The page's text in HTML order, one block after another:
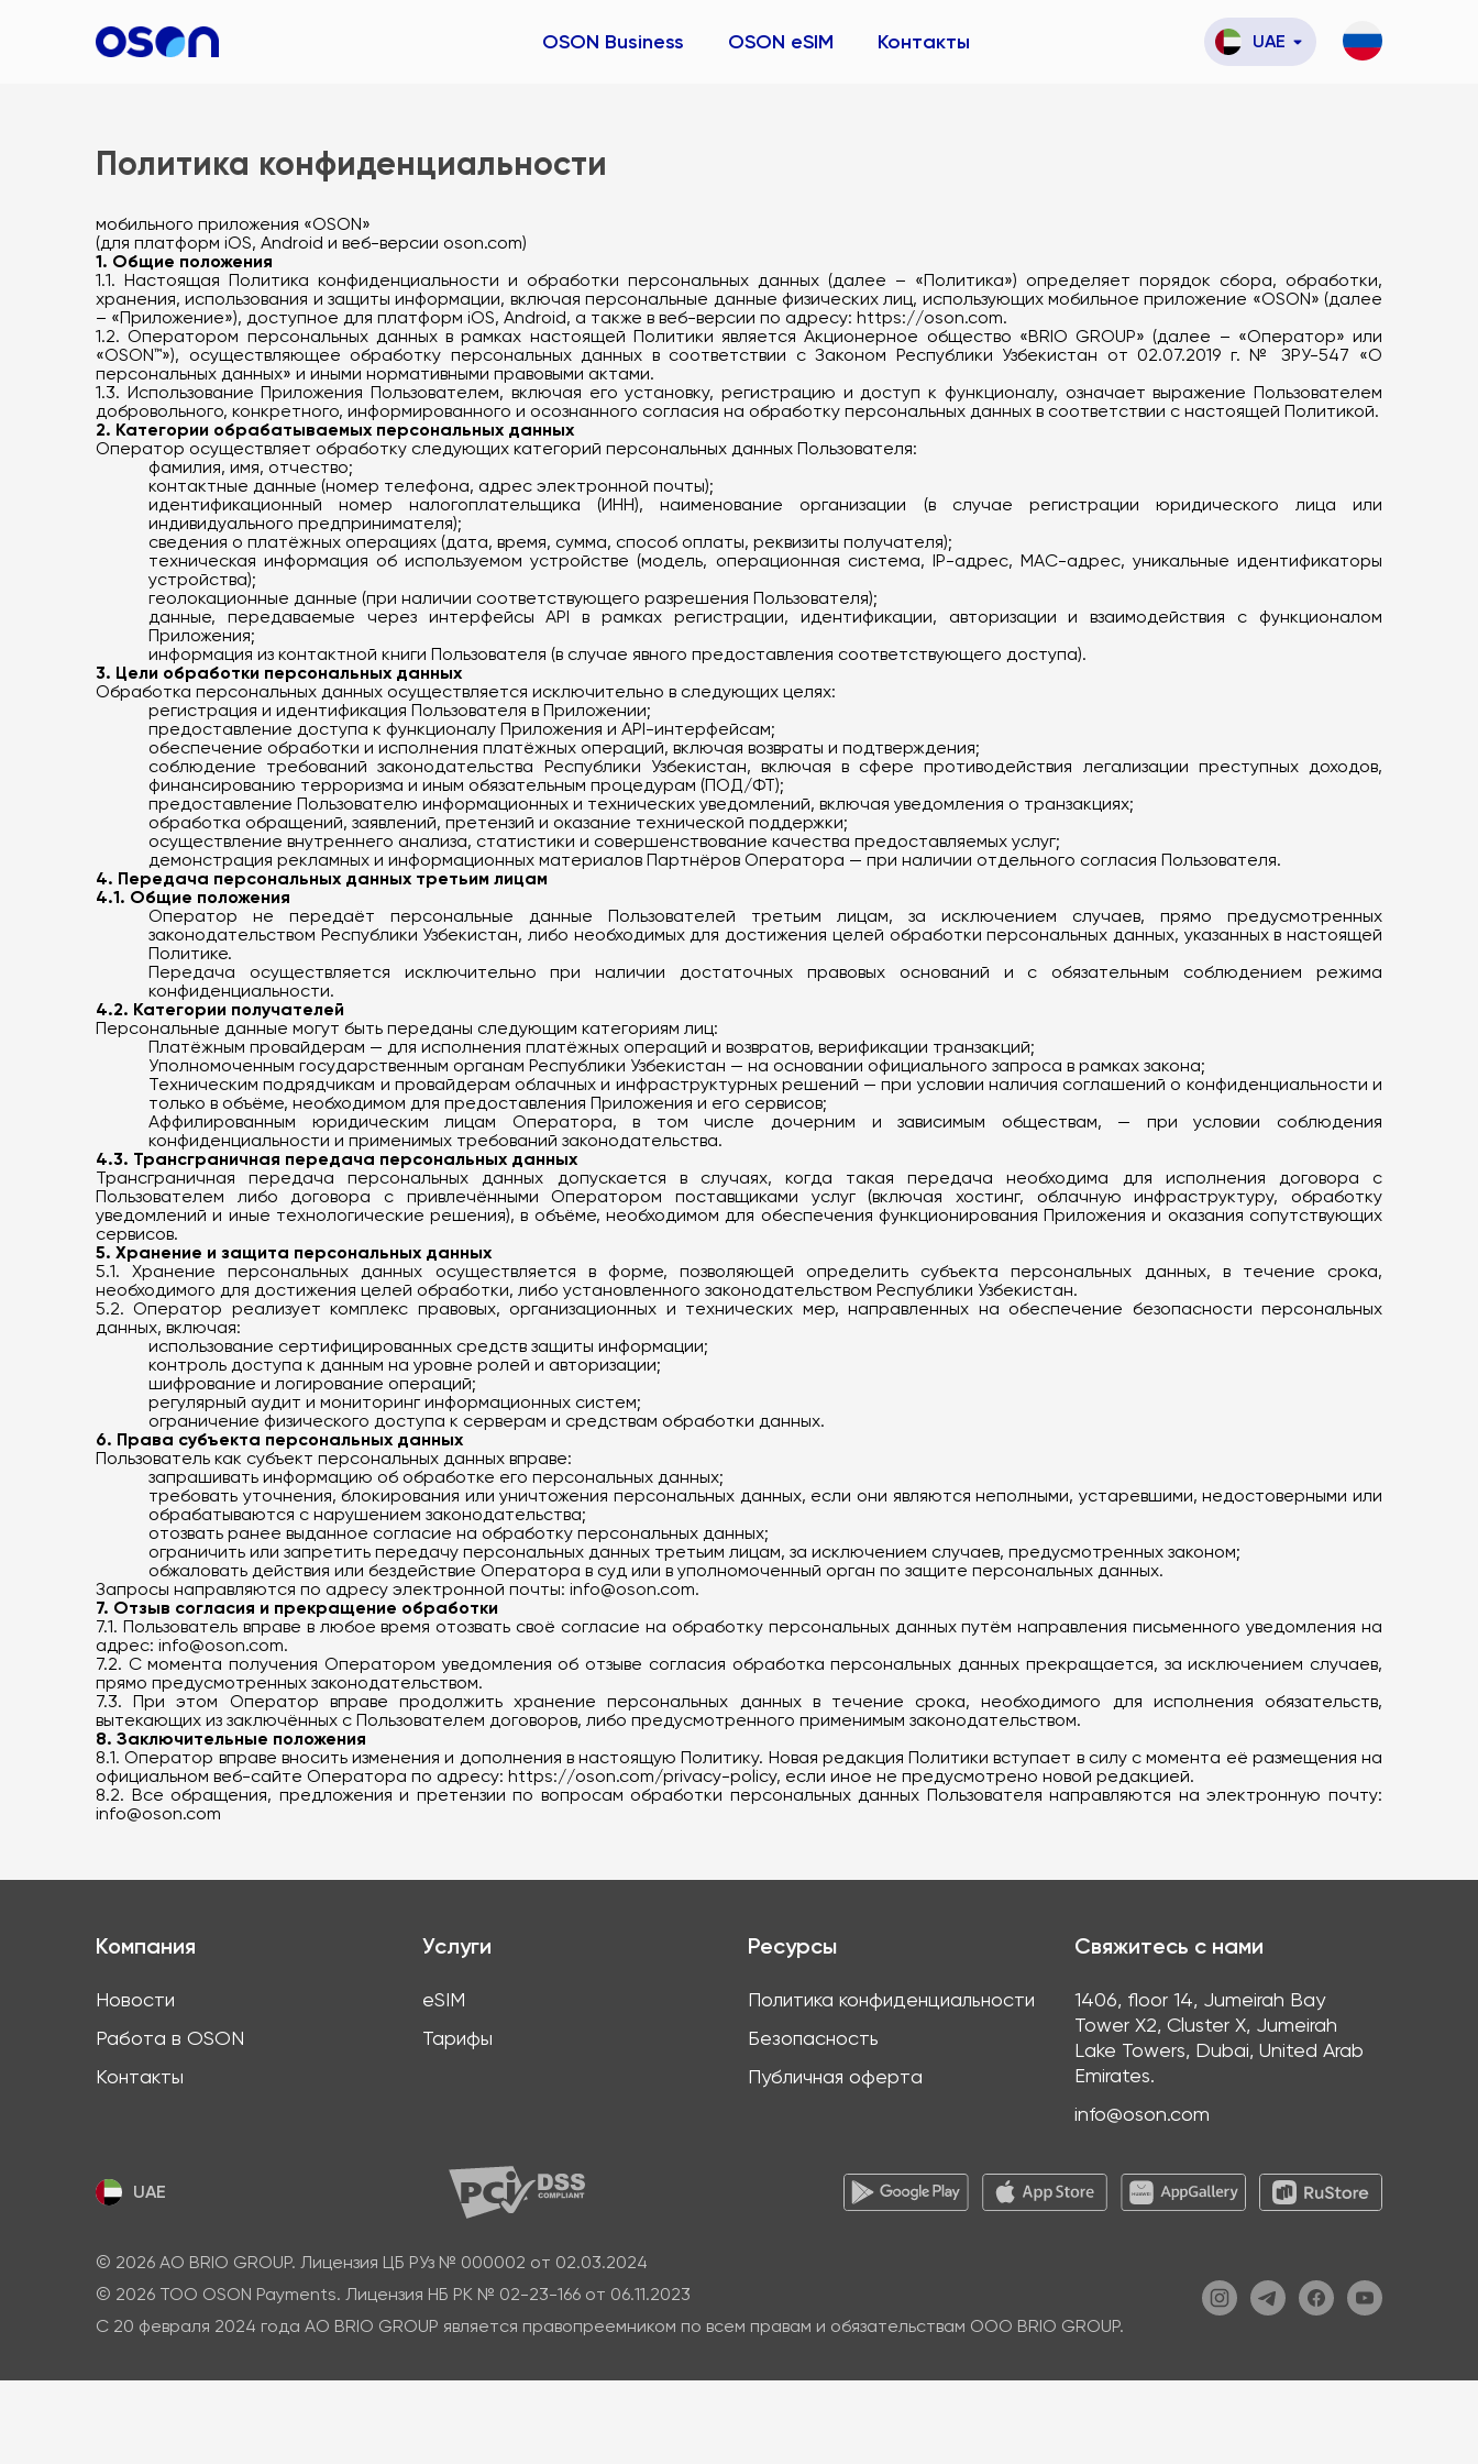
OSON Business OSON eSIM Контакты UAE
Политика конфиденциальности
мобильного приложения «OSON»
(для платформ iOS, Android и веб-версии oson.com)
1. Общие положения
1.1. Настоящая Политика конфиденциальности и обработки персональных данных (далее – «Политика») определяет порядок сбора, обработки,
хранения, использования и защиты информации, включая персональные данные физических лиц, использующих мобильное приложение «OSON» (далее
– «Приложение»), доступное для платформ iOS, Android, а также в веб-версии по адресу: https://oson.com.
1.2. Оператором персональных данных в рамках настоящей Политики является Акционерное общество «BRIO GROUP» (далее – «Оператор» или
«OSON™»), осуществляющее обработку персональных данных в соответствии с Законом Республики Узбекистан от 02.07.2019 г. № ЗРУ-547 «О
персональных данных» и иными нормативными правовыми актами.
1.3. Использование Приложения Пользователем, включая его установку, регистрацию и доступ к функционалу, означает выражение Пользователем
добровольного, конкретного, информированного и осознанного согласия на обработку персональных данных в соответствии с настоящей Политикой.
2. Категории обрабатываемых персональных данных
Оператор осуществляет обработку следующих категорий персональных данных Пользователя:
фамилия, имя, отчество;
контактные данные (номер телефона, адрес электронной почты);
идентификационный номер налогоплательщика (ИНН), наименование организации (в случае регистрации юридического лица или
индивидуального предпринимателя);
сведения о платёжных операциях (дата, время, сумма, способ оплаты, реквизиты получателя);
техническая информация об используемом устройстве (модель, операционная система, IP-адрес, MAC-адрес, уникальные идентификаторы
устройства);
геолокационные данные (при наличии соответствующего разрешения Пользователя);
данные, передаваемые через интерфейсы API в рамках регистрации, идентификации, авторизации и взаимодействия с функционалом
Приложения;
информация из контактной книги Пользователя (в случае явного предоставления соответствующего доступа).
3. Цели обработки персональных данных
Обработка персональных данных осуществляется исключительно в следующих целях:
регистрация и идентификация Пользователя в Приложении;
предоставление доступа к функционалу Приложения и API-интерфейсам;
обеспечение обработки и исполнения платёжных операций, включая возвраты и подтверждения;
соблюдение требований законодательства Республики Узбекистан, включая в сфере противодействия легализации преступных доходов,
финансированию терроризма и иным обязательным процедурам (ПОД/ФТ);
предоставление Пользователю информационных и технических уведомлений, включая уведомления о транзакциях;
обработка обращений, заявлений, претензий и оказание технической поддержки;
осуществление внутреннего анализа, статистики и совершенствование качества предоставляемых услуг;
демонстрация рекламных и информационных материалов Партнёров Оператора — при наличии отдельного согласия Пользователя.
4. Передача персональных данных третьим лицам
4.1. Общие положения
Оператор не передаёт персональные данные Пользователей третьим лицам, за исключением случаев, прямо предусмотренных
законодательством Республики Узбекистан, либо необходимых для достижения целей обработки персональных данных, указанных в настоящей
Политике.
Передача осуществляется исключительно при наличии достаточных правовых оснований и с обязательным соблюдением режима
конфиденциальности.
4.2. Категории получателей
Персональные данные могут быть переданы следующим категориям лиц:
Платёжным провайдерам — для исполнения платёжных операций и возвратов, верификации транзакций;
Уполномоченным государственным органам Республики Узбекистан — на основании официального запроса в рамках закона;
Техническим подрядчикам и провайдерам облачных и инфраструктурных решений — при условии наличия соглашений о конфиденциальности и
только в объёме, необходимом для предоставления Приложения и его сервисов;
Аффилированным юридическим лицам Оператора, в том числе дочерним и зависимым обществам, — при условии соблюдения
конфиденциальности и применимых требований законодательства.
4.3. Трансграничная передача персональных данных
Трансграничная передача персональных данных допускается в случаях, когда такая передача необходима для исполнения договора с
Пользователем либо договора с привлечёнными Оператором поставщиками услуг (включая хостинг, облачную инфраструктуру, обработку
уведомлений и иные технологические решения), в объёме, необходимом для обеспечения функционирования Приложения и оказания сопутствующих
сервисов.
5. Хранение и защита персональных данных
5.1. Хранение персональных данных осуществляется в форме, позволяющей определить субъекта персональных данных, в течение срока,
необходимого для достижения целей обработки, либо установленного законодательством Республики Узбекистан.
5.2. Оператор реализует комплекс правовых, организационных и технических мер, направленных на обеспечение безопасности персональных
данных, включая:
использование сертифицированных средств защиты информации;
контроль доступа к данным на уровне ролей и авторизации;
шифрование и логирование операций;
регулярный аудит и мониторинг информационных систем;
ограничение физического доступа к серверам и средствам обработки данных.
6. Права субъекта персональных данных
Пользователь как субъект персональных данных вправе:
запрашивать информацию об обработке его персональных данных;
требовать уточнения, блокирования или уничтожения персональных данных, если они являются неполными, устаревшими, недостоверными или
обрабатываются с нарушением законодательства;
отозвать ранее выданное согласие на обработку персональных данных;
ограничить или запретить передачу персональных данных третьим лицам, за исключением случаев, предусмотренных законом;
обжаловать действия или бездействие Оператора в суд или в уполномоченный орган по защите персональных данных.
Запросы направляются по адресу электронной почты: info@oson.com.
7. Отзыв согласия и прекращение обработки
7.1. Пользователь вправе в любое время отозвать своё согласие на обработку персональных данных путём направления письменного уведомления на
адрес: info@oson.com.
7.2. С момента получения Оператором уведомления об отзыве согласия обработка персональных данных прекращается, за исключением случаев,
прямо предусмотренных законодательством.
7.3. При этом Оператор вправе продолжить хранение персональных данных в течение срока, необходимого для исполнения обязательств,
вытекающих из заключённых с Пользователем договоров, либо предусмотренного применимым законодательством.
8. Заключительные положения
8.1. Оператор вправе вносить изменения и дополнения в настоящую Политику. Новая редакция Политики вступает в силу с момента её размещения на
официальном веб-сайте Оператора по адресу: https://oson.com/privacy-policy, если иное не предусмотрено новой редакцией.
8.2. Все обращения, предложения и претензии по вопросам обработки персональных данных Пользователя направляются на электронную почту:
info@oson.com
Компания
Новости
Работа в OSON
Контакты
Услуги
eSIM
Тарифы
Ресурсы
Политика конфиденциальности
Безопасность
Публичная оферта
Свяжитесь с нами
1406, floor 14, Jumeirah Bay
Tower X2, Cluster X, Jumeirah
Lake Towers, Dubai, United Arab
Emirates.
info@oson.com
UAE
© 2026 АО BRIO GROUP. Лицензия ЦБ РУз № 000002 от 02.03.2024
© 2026 ТОО OSON Payments. Лицензия НБ РК № 02-23-166 от 06.11.2023
С 20 февраля 2024 года АО BRIO GROUP является правопреемником по всем правам и обязательствам ООО BRIO GROUP.